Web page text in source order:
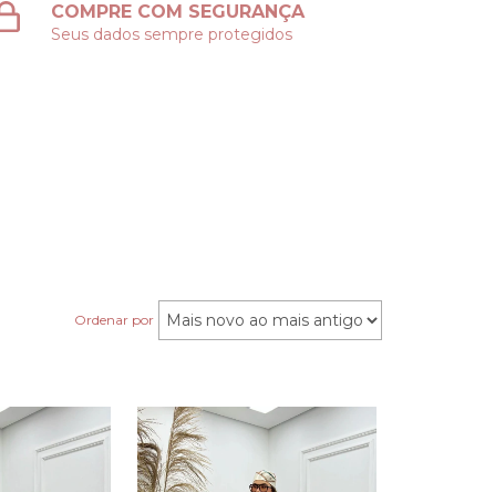
COMPRE COM SEGURANÇA
Seus dados sempre protegidos
Ordenar por